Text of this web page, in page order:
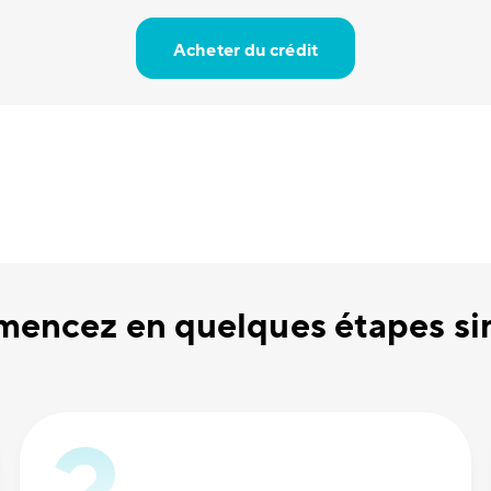
Acheter du crédit
en quelques étapes